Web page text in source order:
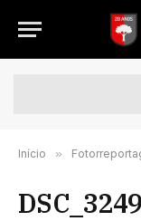
Início »
DSC_3249